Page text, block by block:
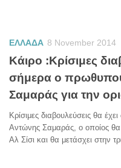
ΕΛΛΑΔΑ 8 November 2014
Κάιρο :Κρίσιμες
σήμερα ο
Σαμαράς για την
Κρίσιμες διαβουλεύσεις θα
Αντώνης Σαμαράς, ο οποίος
Αλ Σίσι και θα μετάσχει στην